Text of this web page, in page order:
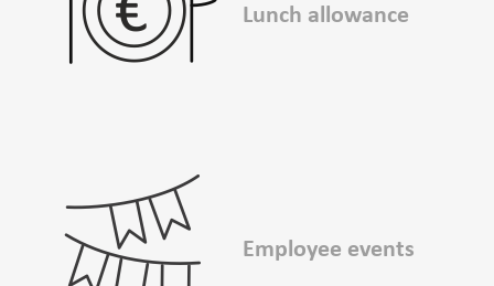
Lunch allowance
Employee events